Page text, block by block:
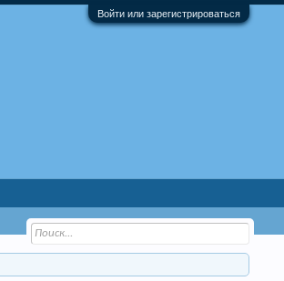
Войти или зарегистрироваться